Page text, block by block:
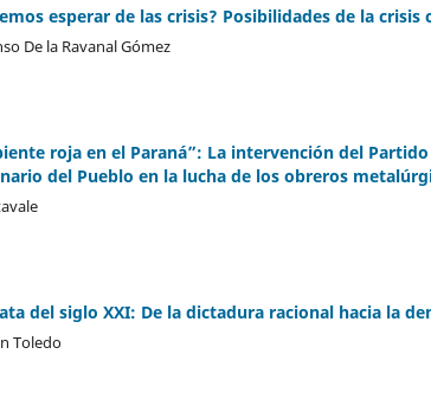
esperar de las crisis? Posibilidades de la
De la Ravanal Gómez
roja en el Paraná”: La intervención del
del Pueblo en la lucha de los obreros
del siglo XXI: De la dictadura racional hacia la
Toledo